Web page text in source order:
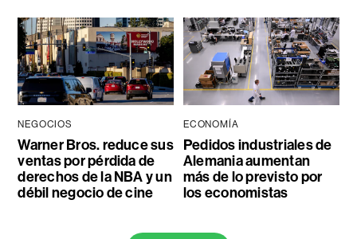
NEGOCIOS
Warner Bros. reduce sus
ventas por pérdida de
derechos de la NBA y un
débil negocio de cine
ECONOMÍA
Pedidos industriales de
Alemania aumentan
más de lo previsto por
los economistas